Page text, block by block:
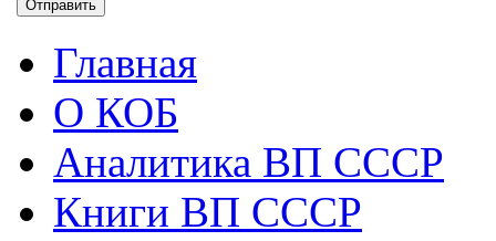
Отправить
Главная
О КОБ
Аналитика ВП СССР
Книги ВП СССР